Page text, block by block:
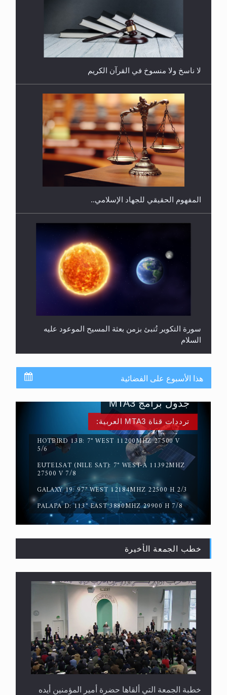
هل يُحسب حول الزكاة وفق السنة الميلادية أو الهجرية؟
هل يجوز فتح مشروع كوافير نسائي للمحجبات وغير
المحجبات؟
لا ناسخ ولا منسوخ في القرآن الكريم
المفهوم الحقيقي للجهاد الإسلامي..
سورة التكوير تُنبئ بزمن بعثة المسيح الموعود عليه
السلام
حقيقة المسيح الدجال
القرآن قاضٍ وحكمٌ على السنة ومهيمنٌ عليها.. ليس
العكس
هذا الأسبوع على الفضائية
ترددات قناة MTA3 العربية:
HOTBIRD 13B: 7° WEST 11200MHZ 27500 V
5/6
EUTELSAT (NILE SAT): 7° WEST-A 11392MHZ
27500 V 7/8
GALAXY 19: 97° WEST 12184MHZ 22500 H 2/3
PALAPA D: 113° EAST 3880MHZ 29900 H 7/8
جدول برامج MTA3
خطب الجمعة الأخيرة
خطبة الجمعة التي ألقاها حضرة أمير المؤمنين أيده